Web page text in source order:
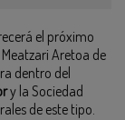
el próximo
Aretoa de
dentro del
y la Sociedad
de este tipo.